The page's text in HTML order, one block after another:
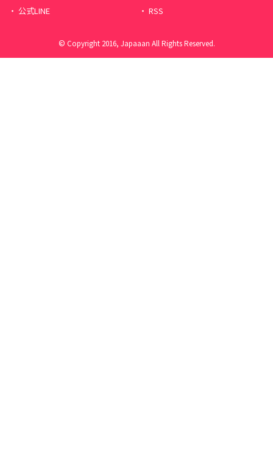
公式LINE
RSS
© Copyright 2016, Japaaan All Rights Reserved.